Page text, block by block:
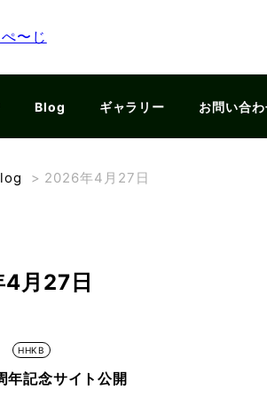
Blog ギャラリー お問い合
> 2026年4月27日
月27日
HHKB
記念サイト公開